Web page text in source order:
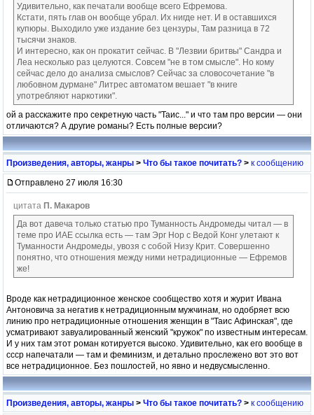
Удивительно, как печатали вообще всего Ефремова.
Кстати, пять глав он вообще убрал. Их нигде нет. И в оставшихся
купюры. Выходило уже издание без цензуры, Там разница в 72
тысячи знаков.
И интересно, как он прокатит сейчас. В "Лезвии бритвы" Сандра и
Леа несколько раз целуются. Совсем "не в том смысле". Но кому
сейчас дело до анализа смыслов? Сейчас за словосочетание "в
любовном дурмане" Литрес автоматом вешает "в книге
употребляют наркотики".
ой а расскажите про секретную часть "Таис..." и что там про версии — они
отличаются? А другие романы? Есть полные версии?
Произведения, авторы, жанры > Что бы такое почитать? > к сообщению
Отправлено 27 июля 16:30
цитата П. Макаров
Да вот давеча только статью про Туманность Андромеды читал — в
теме про ИАЕ ссылка есть — там Эрг Нор с Ведой Конг улетают к
Туманности Андромеды, увозя с собой Низу Крит. Совершенно
понятно, что отношения между ними нетрадиционные — Ефремов
же!
Вроде как нетрадиционное женское сообщество хотя и журит Ивана
Антоновича за негатив к нетрадиционным мужчинам, но одобряет всю
линию про нетрадиционные отношения женщин в "Таис Афинская", где
усматривают завуалированный женский "кружок" по известным интересам.
И у них там этот роман котируется высоко. Удивительно, как его вообще в
ссср напечатали — там и феминизм, и детально прослежено вот это вот
все нетрадиционное. Без пошлостей, но явно и недвусмысленно.
Произведения, авторы, жанры > Что бы такое почитать? > к сообщению